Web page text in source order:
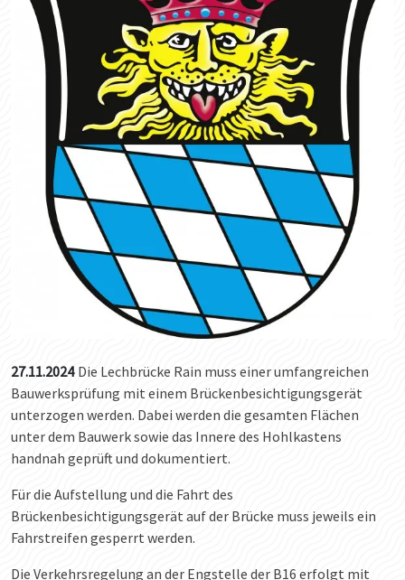
27.11.2024 Die Lechbrücke Rain muss einer umfangreichen
Bauwerksprüfung mit einem Brückenbesichtigungsgerät
unterzogen werden. Dabei werden die gesamten Flächen
unter dem Bauwerk sowie das Innere des Hohlkastens
handnah geprüft und dokumentiert.
Für die Aufstellung und die Fahrt des
Brückenbesichtigungsgerät auf der Brücke muss jeweils ein
Fahrstreifen gesperrt werden.
Die Verkehrsregelung an der Engstelle der B16 erfolgt mit